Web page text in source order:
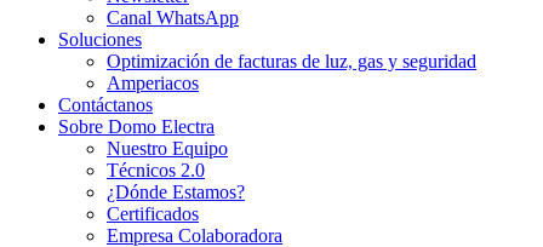
Canal WhatsApp
Soluciones
Optimización de facturas de luz, gas y seguridad
Amperiacos
Contáctanos
Sobre Domo Electra
Nuestro Equipo
Técnicos 2.0
¿Dónde Estamos?
Certificados
Empresa Colaboradora